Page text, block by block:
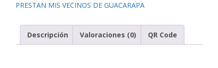
PRESTAN MIS VECINOS DE GUACARAPA
Descripción Valoraciones (0) QR Code